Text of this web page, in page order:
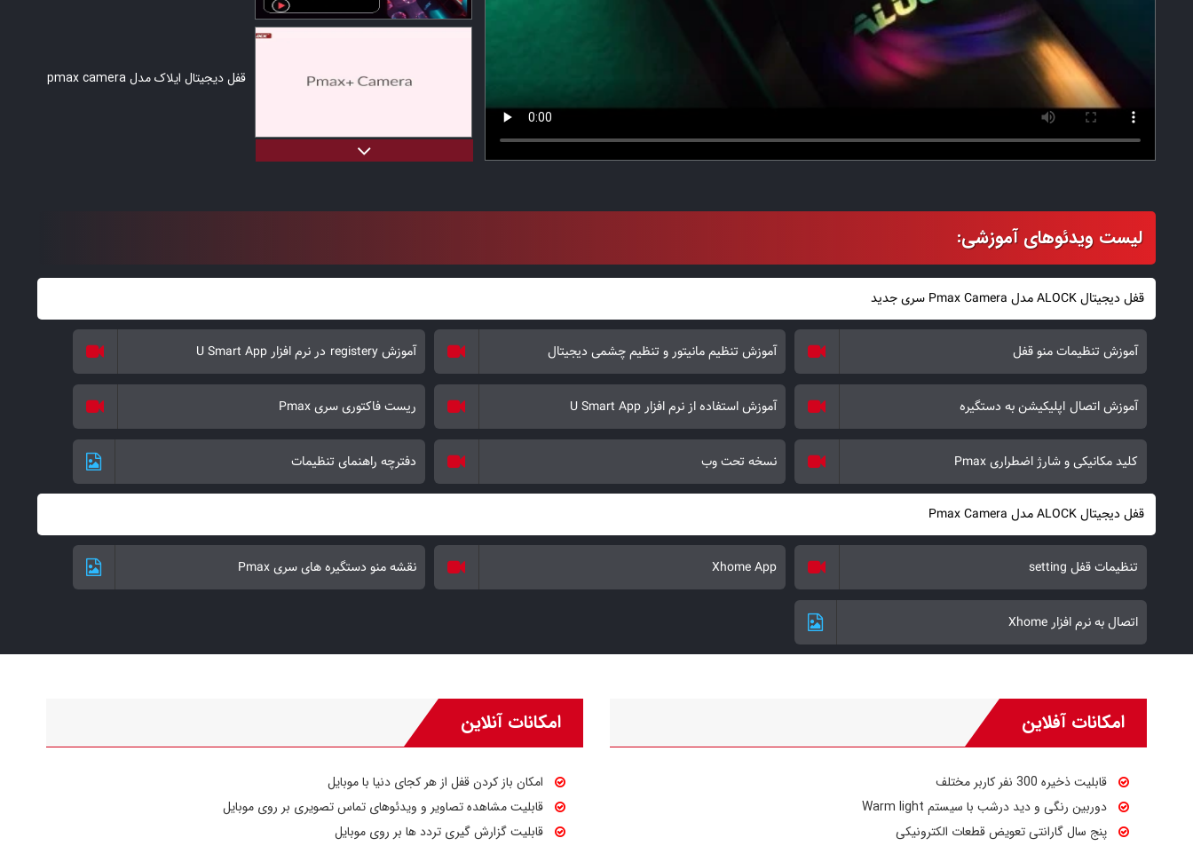
قفل دیجیتال ایلاک مدل pmax camera
قفل دیجیتال ایلاک مدل pmax camera
قفل دیجیتال ایلاک مدل pmax camera
قفل دیجیتال ALOCK مدل Pmax Camera سری جدید
آموزش تنظیمات منو قفل آموزش تنظیم مانیتور و تنظیم چشمی دیجیتال آموزش registery در نرم افزار U Smart App
آموزش اتصال اپلیکیشن به دستگیره آموزش استفاده از نرم افزار U Smart App ریست فاکتوری سری Pmax
کلید مکانیکی و شارژ اضطراری Pmax نسخه تحت وب دفترچه راهنمای تنظیمات
قفل دیجیتال ALOCK مدل Pmax Camera
تنظیمات قفل setting Xhome App نقشه منو دستگیره های سری Pmax
اتصال به نرم افزار Xhome
امکانات آفلاین
قابلیت ذخیره 300 نفر کاربر مختلف
دوربین رنگی و دید درشب با سیستم Warm light
پنج سال گارانتی تعویض قطعات الکترونیکی
امکانات آنلاین
امکان باز کردن قفل از هر کجای دنیا با موبایل
قابلیت مشاهده تصاویر و ویدئوهای تماس تصویری بر روی موبایل
قابلیت گزارش گیری تردد ها بر روی موبایل